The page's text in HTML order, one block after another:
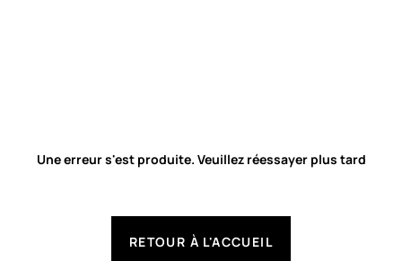
Une erreur s'est produite. Veuillez réessayer plus tard
RETOUR À L'ACCUEIL